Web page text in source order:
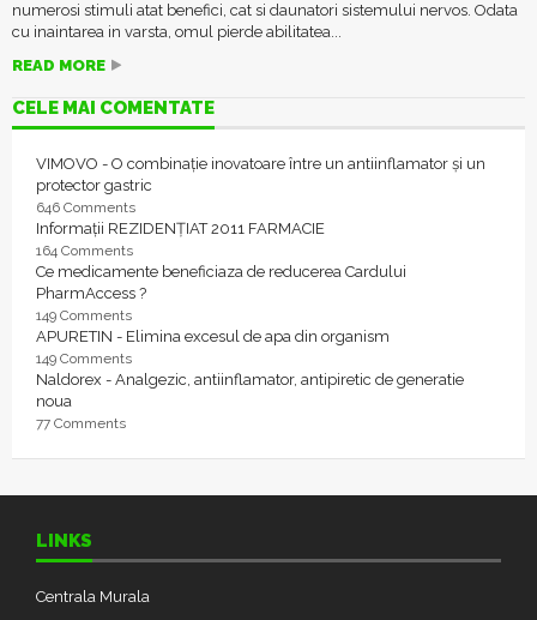
numerosi stimuli atat benefici, cat si daunatori sistemului nervos. Odata
cu inaintarea in varsta, omul pierde abilitatea...
READ MORE
CELE MAI COMENTATE
VIMOVO - O combinație inovatoare între un antiinflamator și un
protector gastric
646 Comments
Informații REZIDENȚIAT 2011 FARMACIE
164 Comments
Ce medicamente beneficiaza de reducerea Cardului
PharmAccess ?
149 Comments
APURETIN - Elimina excesul de apa din organism
149 Comments
Naldorex - Analgezic, antiinflamator, antipiretic de generatie
noua
77 Comments
LINKS
Centrala Murala